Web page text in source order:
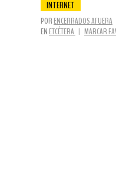
INTERNET
POR ENCERRADOS AFUERA
EN ETCÉTERA | MARCAR